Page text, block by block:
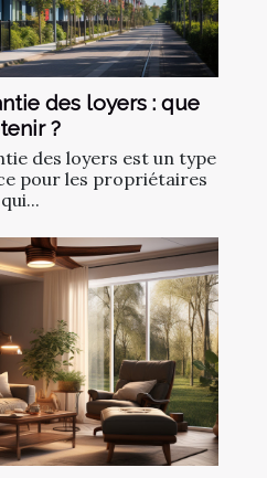
des loyers : que
?
des loyers est un type
pour les propriétaires
qui...